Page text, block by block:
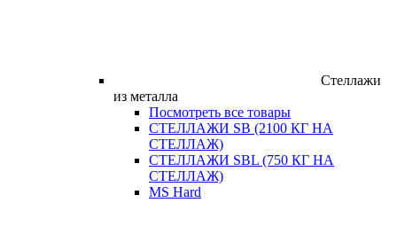
Стеллажи
из металла
Посмотреть все товары
СТЕЛЛАЖИ SB (2100 КГ НА
СТЕЛЛАЖ)
СТЕЛЛАЖИ SBL (750 КГ НА
СТЕЛЛАЖ)
MS Hard